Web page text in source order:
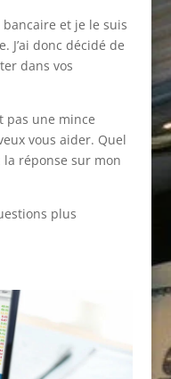
et je le suis
J’ai donc décidé de
dans vos
pas une mince
vous aider. Quel
réponse sur mon
plus